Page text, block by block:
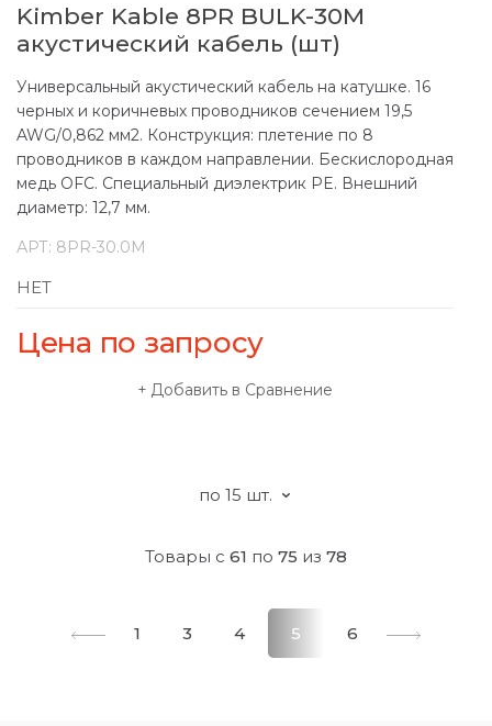
Kimber Kable 8PR BULK-30M
акустический кабель (шт)
Универсальный акустический кабель на катушке. 16
черных и коричневых проводников сечением 19,5
AWG/0,862 мм2. Конструкция: плетение по 8
проводников в каждом направлении. Бескислородная
медь OFC. Специальный диэлектрик PE. Внешний
диаметр: 12,7 мм.
АРТ: 8PR-30.0M
НЕТ
Цена по запросу
Добавить в Сравнение
Товары с 61 по 75 из 78
1 3 4 5 6